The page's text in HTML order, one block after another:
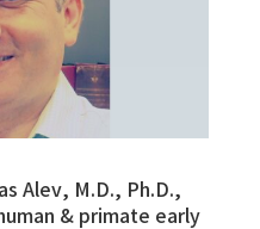
Alev, M.D., Ph.D.,
& primate early